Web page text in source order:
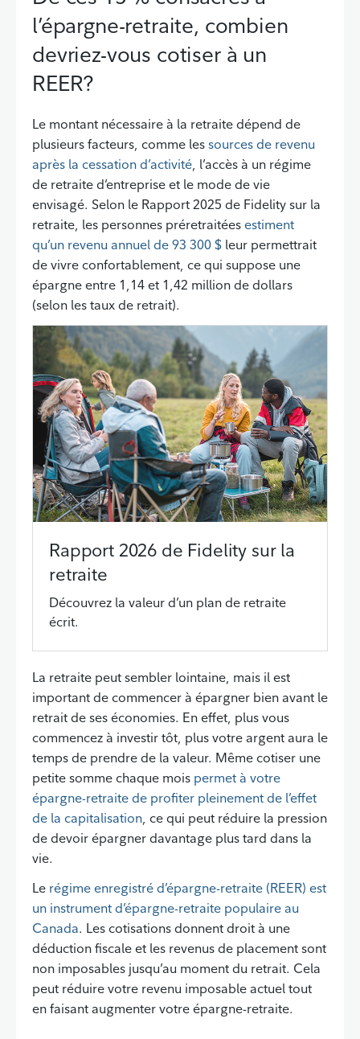
l’épargne-retraite, combien
devriez-vous cotiser à un
REER?
Le montant nécessaire à la retraite dépend de
plusieurs facteurs, comme les sources de revenu
après la cessation d’activité , l’accès à un régime
de retraite d’entreprise et le mode de vie
envisagé. Selon le Rapport 2025 de Fidelity sur la
retraite, les personnes préretraitées estiment
qu’un revenu annuel de 93 300 $ leur permettrait
de vivre confortablement, ce qui suppose une
épargne entre 1,14 et 1,42 million de dollars
(selon les taux de retrait).
Rapport 2026 de Fidelity sur la
retraite
Découvrez la valeur d’un plan de retraite
écrit.
La retraite peut sembler lointaine, mais il est
important de commencer à épargner bien avant le
retrait de ses économies. En effet, plus vous
commencez à investir tôt, plus votre argent aura le
temps de prendre de la valeur. Même cotiser une
petite somme chaque mois permet à votre
épargne-retraite de profiter pleinement de l’effet
de la capitalisation , ce qui peut réduire la pression
de devoir épargner davantage plus tard dans la
vie.
Le régime enregistré d’épargne-retraite (REER) est
un instrument d’épargne-retraite populaire au
Canada. Les cotisations donnent droit à une
déduction fiscale et les revenus de placement sont
non imposables jusqu’au moment du retrait. Cela
peut réduire votre revenu imposable actuel tout
en faisant augmenter votre épargne-retraite.